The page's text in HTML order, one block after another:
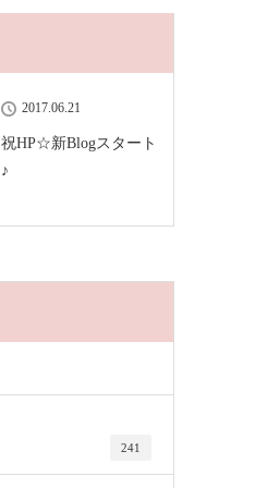
2017.06.21
祝HP☆新Blogスタート
♪
241